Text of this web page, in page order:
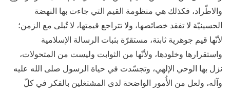
والاطّراد، فكذلك هي منظومة القيم التي جاءت بها النهضة
الحسينيّة لا تفقد خصائصها، ولا تتراجع قيمتها، لا تُبلى مع الزمن؛
لأنّها قيم جوهرية ثابتة، مستقرّة بثبات الرسالة الإسلامية
واستقرارها وخلودها، ولأنّها من الثوابت وليست من المتحولات،
نزل بها الوحي الإلهي، وتجسّدت في حياة الرسول صلى الله عليه
وآله، ولعل من الأُمور الواضحة لدى المشتغلين بالفكر في كلّ